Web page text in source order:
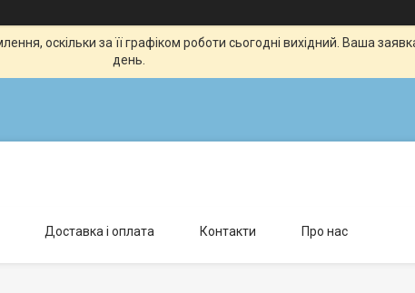
оскільки за її графіком роботи сьогодні вихідний. Ваша
день.
Доставка і оплата Контакти Про нас